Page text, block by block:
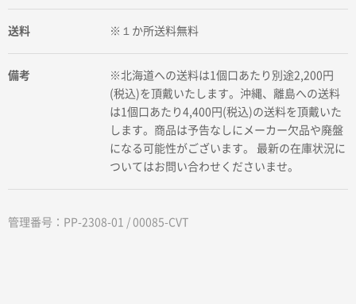
送料 ※１か所送料無料
備考
※北海道への送料は1個口あたり別途2,200円
(税込)を頂戴いたします。沖縄、離島への送料
は1個口あたり4,400円(税込)の送料を頂戴いた
します。商品は予告なしにメーカー欠品や廃盤
になる可能性がございます。 最新の在庫状況に
ついてはお問い合わせくださいませ。
管理番号：PP-2308-01 / 00085-CVT